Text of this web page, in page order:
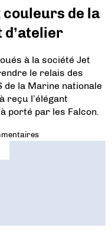
couleurs de la
à la société Jet
le relais des
de la Marine nationale
reçu l’élégant
porté par les Falcon.